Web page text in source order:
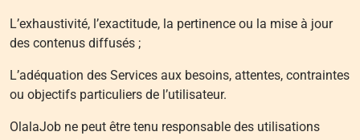
L’exhaustivité, l’exactitude, la pertinence ou la mise à jour
des contenus diffusés ;
L’adéquation des Services aux besoins, attentes, contraintes
ou objectifs particuliers de l’utilisateur.
OlalaJob ne peut être tenu responsable des utilisations